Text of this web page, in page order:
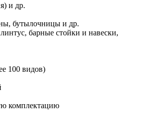
и др.
бутылочницы и др.
барные стойки и навески,
100 видов)
комплектацию